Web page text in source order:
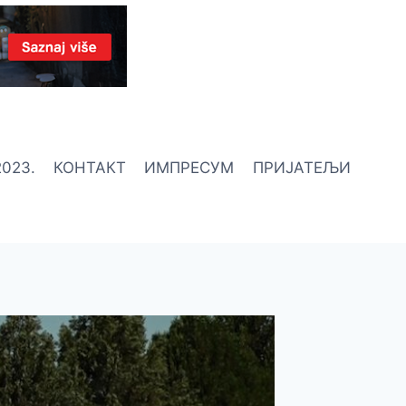
КОНТАКТ ИМПРЕСУМ ПРИЈАТЕЉИ